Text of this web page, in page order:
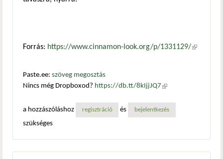
Forrás: https://www.cinnamon-look.org/p/1331129/(külső
Paste.ee: szöveg megosztás
Nincs még Dropboxod? https://db.tt/8kIjjJQ7 (külső
a hozzászóláshoz
regisztráció és bejelentkezés
szükséges